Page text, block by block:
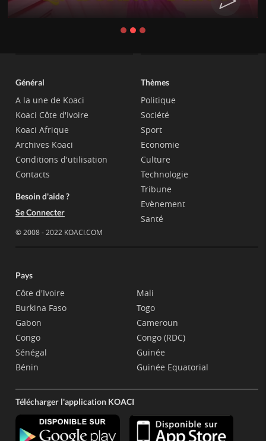
Général
A la une de Koaci
Koaci Côte d'Ivoire
Koaci Afrique
Archives Koaci
Conditions d'utilisation
Contacts
Besoin d'aide ?
Se Connecter
© 2008 - 2022 KOACI.COM
Thèmes
Politique
Société
Sport
Economie
Culture
Technologie
Tribune
Evènement
Santé
Pays
Côte d'Ivoire
Burkina Faso
Gabon
Congo
Sénégal
Bénin
Mali
Togo
Cameroun
Congo (RDC)
Guinée
Guinée Equatorial
Télécharger l'application KOACI